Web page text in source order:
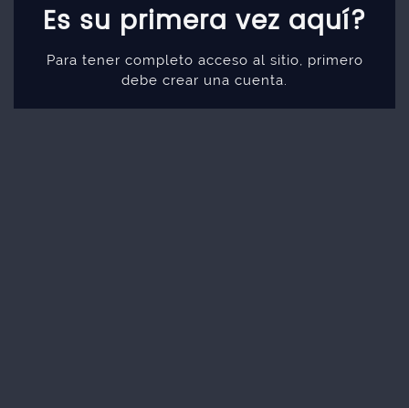
Es su primera vez aquí?
Para tener completo acceso al sitio, primero
debe crear una cuenta.